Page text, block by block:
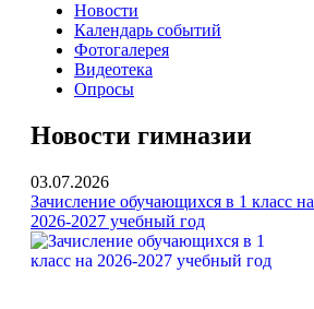
Новости
Календарь событий
Фотогалерея
Видеотека
Опросы
Новости гимназии
03.07.2026
Зачисление обучающихся в 1 класс на
2026-2027 учебный год